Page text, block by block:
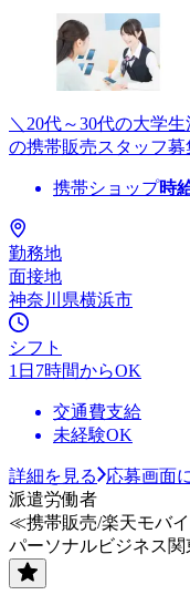
＼20代～30代の大学
の携帯販売スタッフ
携帯ショップ時
勤務地
面接地
神奈川県横浜市
シフト
1日7時間からOK
交通費支給
未経験OK
詳細を見る
応募画面
派遣労働者
≪携帯販売/楽天モバ
パーソナルビジネス関